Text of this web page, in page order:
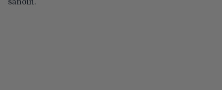
sanoin.